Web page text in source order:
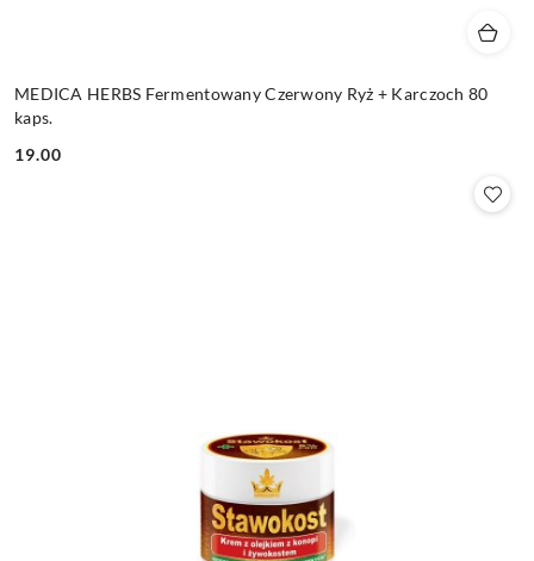
MEDICA HERBS Fermentowany Czerwony Ryż + Karczoch 80
kaps.
Cena:
19.00